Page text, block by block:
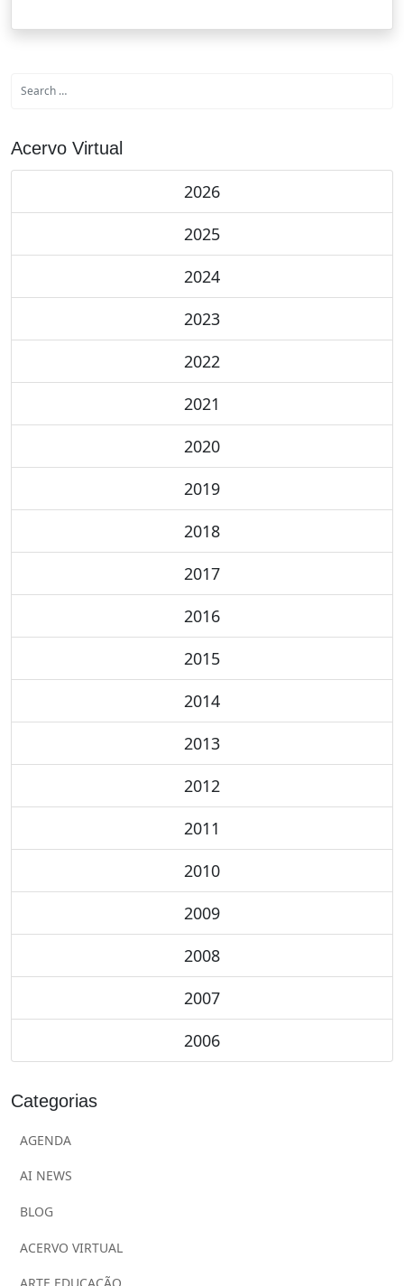
Acervo Virtual
2026
2025
2024
2023
2022
2021
2020
2019
2018
2017
2016
2015
2014
2013
2012
2011
2010
2009
2008
2007
2006
Categorias
AGENDA
AI NEWS
BLOG
ACERVO VIRTUAL